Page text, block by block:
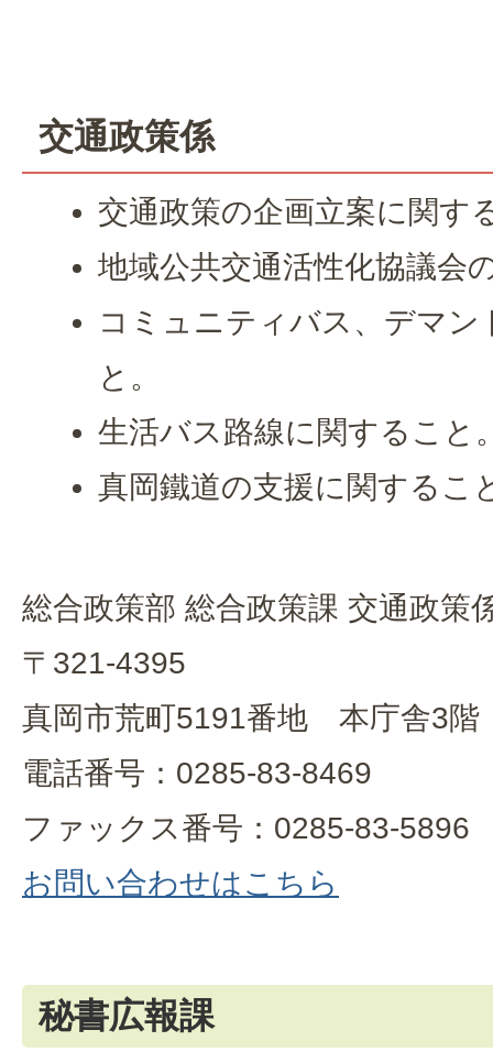
交通政策係
交通政策の企画立案に関す
地域公共交通活性化協議会
コミュニティバス、デマ
と。
生活バス路線に関すること
真岡鐵道の支援に関するこ
総合政策部 総合政策課 交通政策
〒321-4395
真岡市荒町5191番地 本庁舎3階
電話番号：0285-83-8469
ファックス番号：0285-83-5896
お問い合わせはこちら
秘書広報課